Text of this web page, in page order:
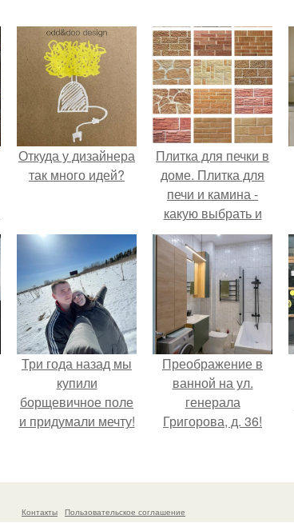
Откуда у дизайнера
так много идей?
Плитка для печки в
доме. Плитка для
печи и камина -
какую выбрать и
какой лучше
обложить печь в
доме.
Три года назад мы
купили
борщевичное поле
и придумали мечту!
Преображение в
ванной на ул.
генерала
Григорова, д. 36!
Контакты Пользовательское соглашение